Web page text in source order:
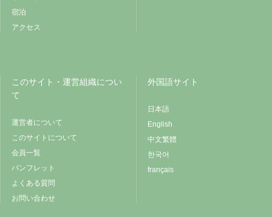
宿泊
アクセス
このサイト・運営組織につい
て
運営者について
このサイトについて
会員一覧
パンフレット
よくある質問
お問い合わせ
外国語サイト
日本語
English
中文繁體
한국어
français